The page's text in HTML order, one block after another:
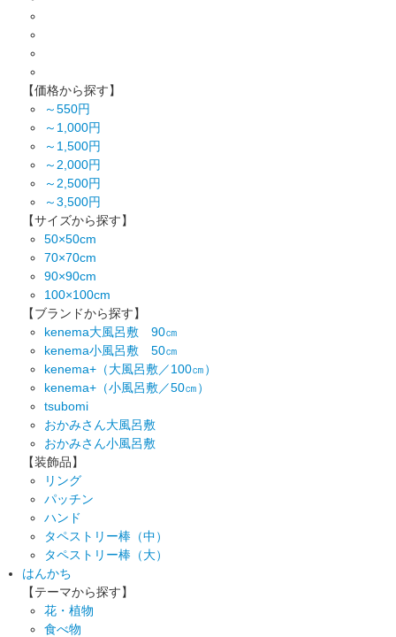
【価格から探す】
～550円
～1,000円
～1,500円
～2,000円
～2,500円
～3,500円
【サイズから探す】
50×50cm
70×70cm
90×90cm
100×100cm
【ブランドから探す】
kenema大風呂敷 90㎝
kenema小風呂敷 50㎝
kenema+（大風呂敷／100㎝）
kenema+（小風呂敷／50㎝）
tsubomi
おかみさん大風呂敷
おかみさん小風呂敷
【装飾品】
リング
パッチン
ハンド
タペストリー棒（中）
タペストリー棒（大）
はんかち
【テーマから探す】
花・植物
食べ物